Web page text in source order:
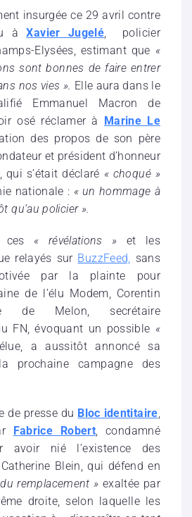
insurgée ce 29 avril contre
àXavier Jugelé , policier
Elysées, estimant que «
sont bonnes de faire entrer
nos vies ». Elle aura dans le
Emmanuel Macron de
osé réclamer à Marine Le
des propos de son père
et président d’honneur
s’était déclaré « choqué »
nationale : « un hommage à
qu’au policier ».
ces « révélations » et les
relayés sur BuzzFeed,
sans
par la plainte pour
de l’élu Modem, Corentin
de Melon, secrétaire
FN, évoquant un possible «
a aussitôt annoncé sa
prochaine campagne des
de presse du Bloc identitaire
Fabrice Robert , condamné
avoir nié l’existence des
Blein, qui défend en
remplacement » exaltée par
droite, selon laquelle les